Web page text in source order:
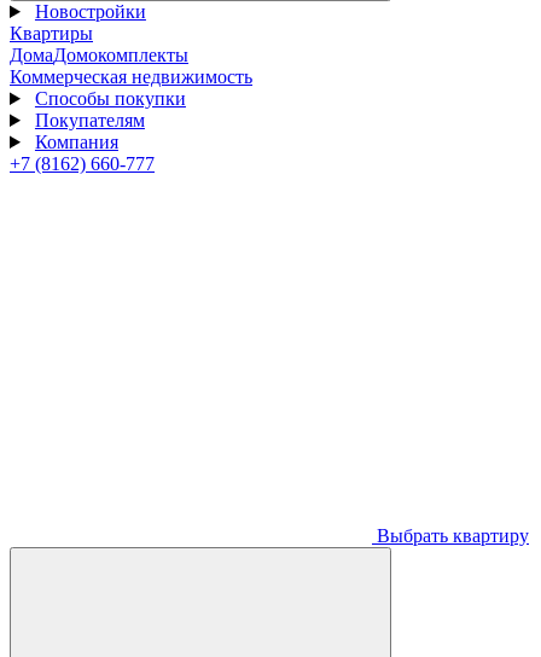
Новостройки
Квартиры
ДомаДомокомплекты
Коммерческая недвижимость
Способы покупки
Покупателям
Компания
+7 (8162) 660-777
Выбрать квартиру